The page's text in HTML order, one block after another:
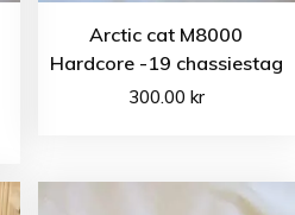
Arctic cat M8000
Hardcore -19 chassiestag
300.00 kr